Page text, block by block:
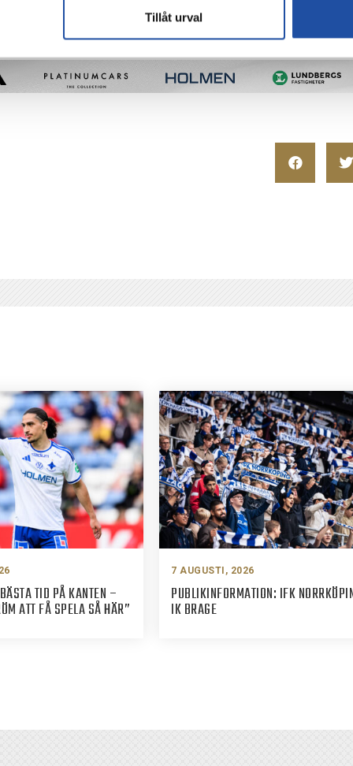
Tillåt urval
att ändras beroende på de svenska lagens prestationer
TID PÅ KANTEN –
ATT FÅ SPELA SÅ HÄR”
7 AUGUSTI, 2026
PUBLIKINFORMATION: IFK
IK BRAGE